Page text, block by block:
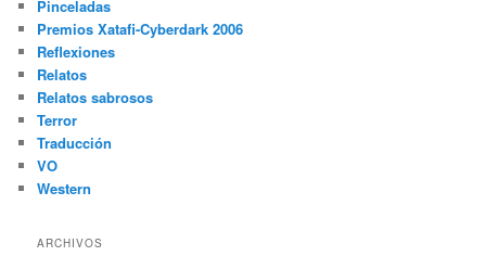
Pinceladas
Premios Xatafi-Cyberdark 2006
Reflexiones
Relatos
Relatos sabrosos
Terror
Traducción
VO
Western
ARCHIVOS